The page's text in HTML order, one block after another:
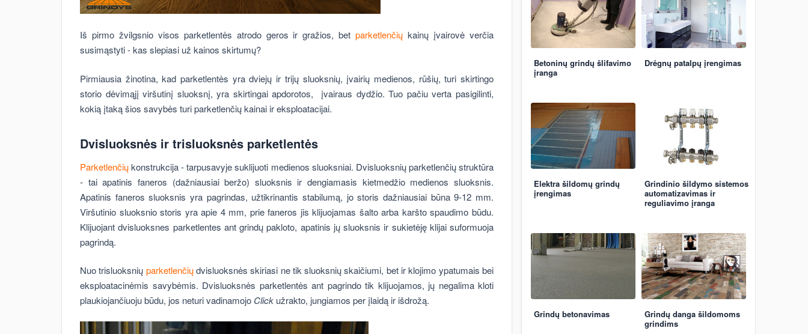
Iš pirmo žvilgsnio visos parketlentės atrodo geros ir gražios, betparketlenčių kainų įvairovė verčia
susimąstyti - kas slepiasi už kainos skirtumų?
Pirmiausia žinotina, kad parketlentės yra dviejų ir trijų sluoksnių, įvairių medienos, rūšių, turi skirtingo
storio dėvimąjį viršutinį sluoksnį, yra skirtingai apdorotos, įvairaus dydžio. Tuo pačiu verta pasigilinti,
kokią įtaką šios savybės turi parketlenčių kainai ir eksploatacijai.
Dvisluoksnės ir trisluoksnės parketlentės
Parketlenčiųkonstrukcija - tarpusavyje suklijuoti medienos sluoksniai. Dvisluoksnių parketlenčių struktūra
- tai apatinis faneros (dažniausiai beržo) sluoksnis ir dengiamasis kietmedžio medienos sluoksnis.
Apatinis faneros sluoksnis yra pagrindas, užtikrinantis stabilumą, jo storis dažniausiai būna 9-12 mm.
Viršutinio sluoksnio storis yra apie 4 mm, prie faneros jis klijuojamas šalto arba karšto spaudimo būdu.
Klijuojant dvisluoksnes parketlentes ant grindų pakloto, apatinis jų sluoksnis ir sukietėję klijai suformuoja
pagrindą.
Nuo trisluoksnių parketlenčiųdvisluoksnės skiriasi ne tik sluoksnių skaičiumi, bet ir klojimo ypatumais bei
eksploatacinėmis savybėmis. Dvisluoksnės parketlentės ant pagrindo tik klijuojamos, jų negalima kloti
plaukiojančiuoju būdu, jos neturi vadinamojo Click užrakto, jungiamos per įlaidą ir išdrožą.
Betoninų grindų šlifavimo
įranga
Drėgnų patalpų įrengimas
Elektra šildomų grindų
įrengimas
Grindinio šildymo sistemos
automatizavimas ir
reguliavimo įranga
Grindų betonavimas
Grindų danga šildomoms
grindims